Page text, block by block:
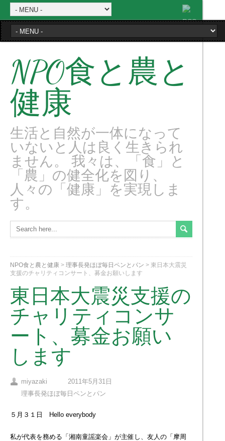
NPO食と農と
健康
生活と自然が一体になって
いないと人は良く生きられ
ません。 我々は、「食」と
「農」の健全化を図り、
人々の「健康」を実現しま
す。
NPO食と農と健康 >理事長発ほぼ毎日ペンとパン > 東日本大震災
支援のチャリティコンサート、募金お願いします
東日本大震災支援の
チャリティコンサ
ート、募金お願い
します
miyazaki
2011年5月31日
理事長発ほぼ毎日ペンとパン
５月３１日 Hello everybody
私が代表を務める「湘南童謡楽会」が主催し、友人の「摩周